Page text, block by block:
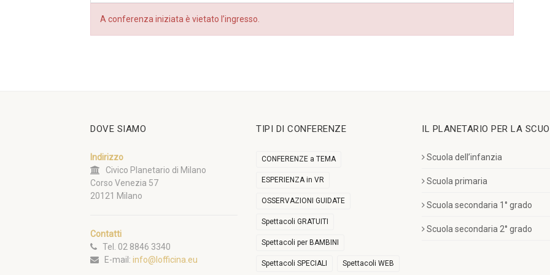
A conferenza iniziata è vietato l’ingresso.
DOVE SIAMO
Indirizzo
Civico Planetario di Milano
Corso Venezia 57
20121 Milano
Contatti
Tel. 02 8846 3340
E-mail: info@lofficina.eu
TIPI DI CONFERENZE
CONFERENZE a TEMA
ESPERIENZA in VR
OSSERVAZIONI GUIDATE
Spettacoli GRATUITI
Spettacoli per BAMBINI
Spettacoli SPECIALI Spettacoli WEB
IL PLANETARIO PER LA
Scuola dell’infanzia
Scuola primaria
Scuola secondaria 1° grado
Scuola secondaria 2° grado